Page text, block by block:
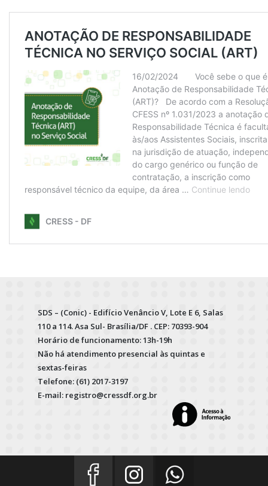
SDS – (Conic) - Edifício Venâncio V, Lote E 6, Salas
110 a 114. Asa Sul- Brasília/DF . CEP: 70393-904
Horário de funcionamento: 13h-19h
Não há atendimento presencial às quintas e
sextas-feiras
Telefone: (61) 2017-3197
E-mail: registro@cressdf.org.br